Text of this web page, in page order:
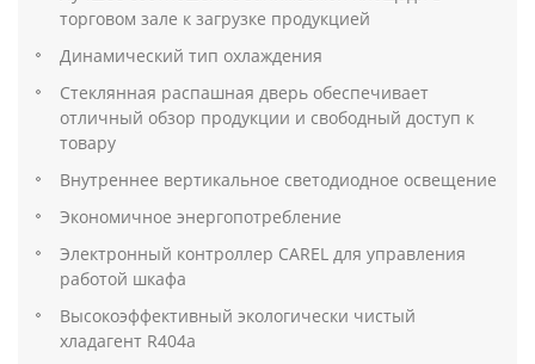
торговом зале к загрузке продукцией
Динамический тип охлаждения
Стеклянная распашная дверь обеспечивает
отличный обзор продукции и свободный доступ к
товару
Внутреннее вертикальное светодиодное освещение
Экономичное энергопотребление
Электронный контроллер CAREL для управления
работой шкафа
Высокоэффективный экологически чистый
хладагент R404a